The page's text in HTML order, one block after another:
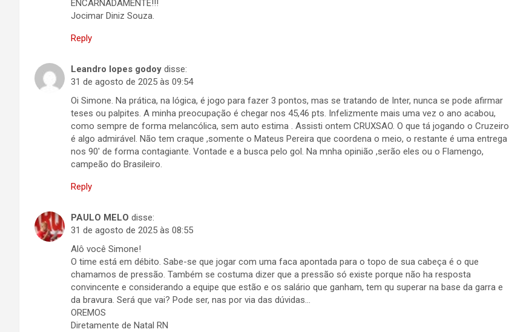
ENCARNADAMENTE!!!
Jocimar Diniz Souza.
Reply
Leandro lopes godoy disse:
31 de agosto de 2025 às 09:54
Oi Simone. Na prática, na lógica, é jogo para fazer 3 pontos, mas se tratando de Inter, nunca se pode afirmar
teses ou palpites. A minha preocupação é chegar nos 45,46 pts. Infelizmente mais uma vez o ano acabou,
como sempre de forma melancólica, sem auto estima . Assisti ontem CRUXSAO. O que tá jogando o Cruzeiro
é algo admirável. Não tem craque ,somente o Mateus Pereira que coordena o meio, o restante é uma entrega
nos 90′ de forma contagiante. Vontade e a busca pelo gol. Na mnha opinião ,serão eles ou o Flamengo,
campeão do Brasileiro.
Reply
PAULO MELO disse:
31 de agosto de 2025 às 08:55
Alô você Simone!
O time está em débito. Sabe-se que jogar com uma faca apontada para o topo de sua cabeça é o que
chamamos de pressão. Também se costuma dizer que a pressão só existe porque não ha resposta
convincente e considerando a equipe que estão e os salário que ganham, tem qu superar na base da garra e
da bravura. Será que vai? Pode ser, nas por via das dúvidas…
OREMOS
Diretamente de Natal RN